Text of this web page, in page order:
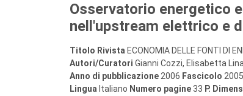
Osservatorio energetico
nell'upstream elettrico e
Titolo Rivista ECONOMIA DELLE FONTI DI
Autori/Curatori Gianni Cozzi, Elisabetta
Anno di pubblicazione 2006 Fascicolo
Lingua Italiano Numero pagine 33 P.